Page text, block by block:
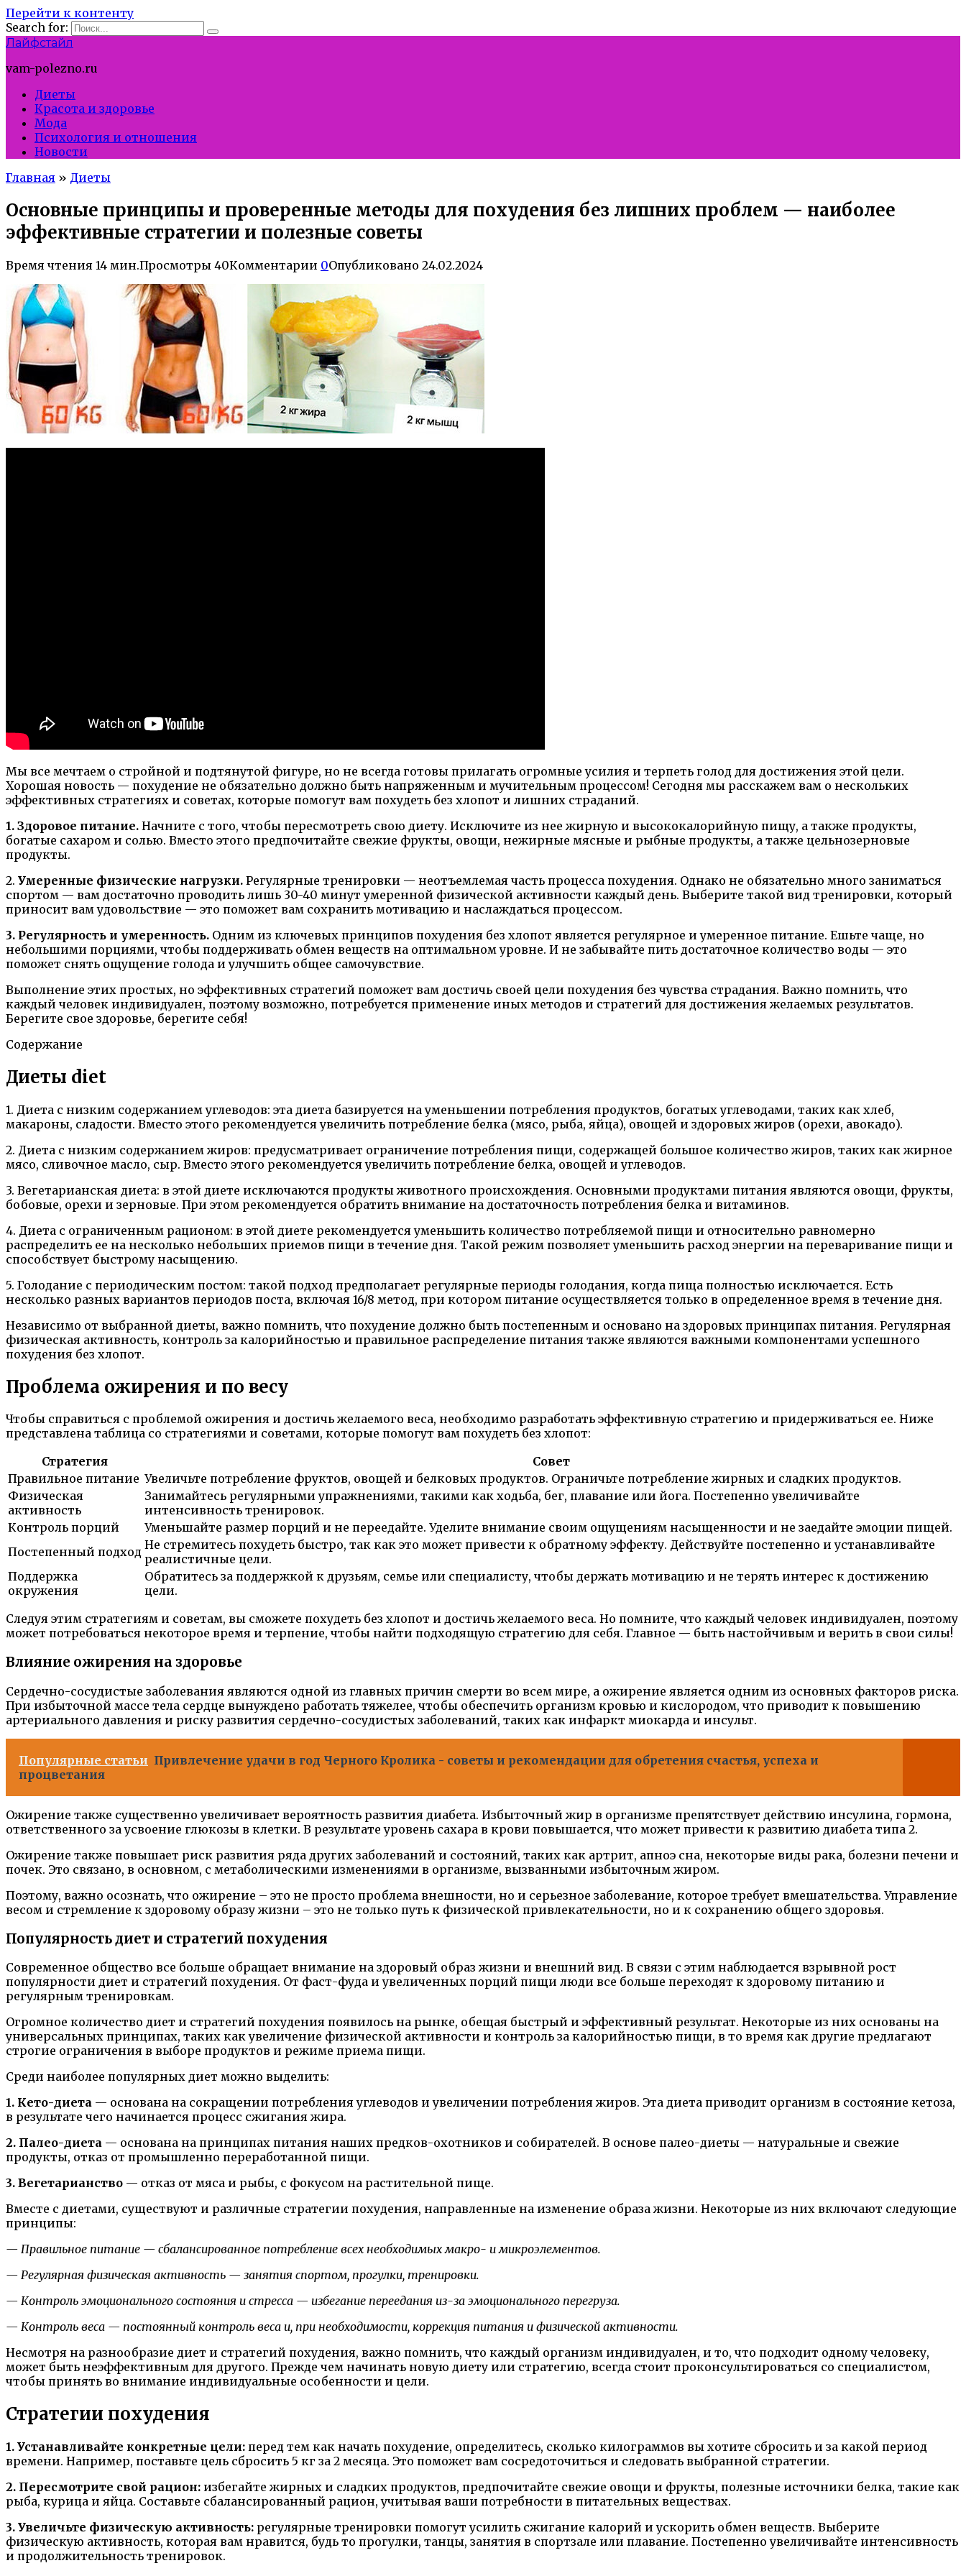
Перейти к контенту
Search for:
Лайфстайл
vam-polezno.ru
Диеты
Красота и здоровье
Мода
Психология и отношения
Новости
Главная » Диеты
Основные принципы и проверенные методы для похудения без лишних проблем — наиболее
эффективные стратегии и полезные советы
Время чтения 14 мин.Просмотры 40Комментарии 0Опубликовано 24.02.2024
Мы все мечтаем о стройной и подтянутой фигуре, но не всегда готовы прилагать огромные усилия и терпеть голод для достижения этой цели.
Хорошая новость — похудение не обязательно должно быть напряженным и мучительным процессом! Сегодня мы расскажем вам о нескольких
эффективных стратегиях и советах, которые помогут вам похудеть без хлопот и лишних страданий.
1. Здоровое питание. Начните с того, чтобы пересмотреть свою диету. Исключите из нее жирную и высококалорийную пищу, а также продукты,
богатые сахаром и солью. Вместо этого предпочитайте свежие фрукты, овощи, нежирные мясные и рыбные продукты, а также цельнозерновые
продукты.
2. Умеренные физические нагрузки. Регулярные тренировки — неотъемлемая часть процесса похудения. Однако не обязательно много заниматься
спортом — вам достаточно проводить лишь 30-40 минут умеренной физической активности каждый день. Выберите такой вид тренировки, который
приносит вам удовольствие — это поможет вам сохранить мотивацию и наслаждаться процессом.
3. Регулярность и умеренность. Одним из ключевых принципов похудения без хлопот является регулярное и умеренное питание. Ешьте чаще, но
небольшими порциями, чтобы поддерживать обмен веществ на оптимальном уровне. И не забывайте пить достаточное количество воды — это
поможет снять ощущение голода и улучшить общее самочувствие.
Выполнение этих простых, но эффективных стратегий поможет вам достичь своей цели похудения без чувства страдания. Важно помнить, что
каждый человек индивидуален, поэтому возможно, потребуется применение иных методов и стратегий для достижения желаемых результатов.
Берегите свое здоровье, берегите себя!
Содержание
Диеты diet
1. Диета с низким содержанием углеводов: эта диета базируется на уменьшении потребления продуктов, богатых углеводами, таких как хлеб,
макароны, сладости. Вместо этого рекомендуется увеличить потребление белка (мясо, рыба, яйца), овощей и здоровых жиров (орехи, авокадо).
2. Диета с низким содержанием жиров: предусматривает ограничение потребления пищи, содержащей большое количество жиров, таких как жирное
мясо, сливочное масло, сыр. Вместо этого рекомендуется увеличить потребление белка, овощей и углеводов.
3. Вегетарианская диета: в этой диете исключаются продукты животного происхождения. Основными продуктами питания являются овощи, фрукты,
бобовые, орехи и зерновые. При этом рекомендуется обратить внимание на достаточность потребления белка и витаминов.
4. Диета с ограниченным рационом: в этой диете рекомендуется уменьшить количество потребляемой пищи и относительно равномерно
распределить ее на несколько небольших приемов пищи в течение дня. Такой режим позволяет уменьшить расход энергии на переваривание пищи и
способствует быстрому насыщению.
5. Голодание с периодическим постом: такой подход предполагает регулярные периоды голодания, когда пища полностью исключается. Есть
несколько разных вариантов периодов поста, включая 16/8 метод, при котором питание осуществляется только в определенное время в течение дня.
Независимо от выбранной диеты, важно помнить, что похудение должно быть постепенным и основано на здоровых принципах питания. Регулярная
физическая активность, контроль за калорийностью и правильное распределение питания также являются важными компонентами успешного
похудения без хлопот.
Проблема ожирения и по весу
Чтобы справиться с проблемой ожирения и достичь желаемого веса, необходимо разработать эффективную стратегию и придерживаться ее. Ниже
представлена таблица со стратегиями и советами, которые помогут вам похудеть без хлопот:
Стратегия
Совет
Правильное питание Увеличьте потребление фруктов, овощей и белковых продуктов. Ограничьте потребление жирных и сладких продуктов.
Физическая
активность
Занимайтесь регулярными упражнениями, такими как ходьба, бег, плавание или йога. Постепенно увеличивайте
интенсивность тренировок.
Контроль порций
Уменьшайте размер порций и не переедайте. Уделите внимание своим ощущениям насыщенности и не заедайте эмоции пищей.
Постепенный подход Не стремитесь похудеть быстро, так как это может привести к обратному эффекту. Действуйте постепенно и устанавливайте
реалистичные цели.
Поддержка
окружения
Обратитесь за поддержкой к друзьям, семье или специалисту, чтобы держать мотивацию и не терять интерес к достижению
цели.
Следуя этим стратегиям и советам, вы сможете похудеть без хлопот и достичь желаемого веса. Но помните, что каждый человек индивидуален, поэтому
может потребоваться некоторое время и терпение, чтобы найти подходящую стратегию для себя. Главное — быть настойчивым и верить в свои силы!
Влияние ожирения на здоровье
Сердечно-сосудистые заболевания являются одной из главных причин смерти во всем мире, а ожирение является одним из основных факторов риска.
При избыточной массе тела сердце вынуждено работать тяжелее, чтобы обеспечить организм кровью и кислородом, что приводит к повышению
артериального давления и риску развития сердечно-сосудистых заболеваний, таких как инфаркт миокарда и инсульт.
Популярные статьи Привлечение удачи в год Черного Кролика - советы и рекомендации для обретения счастья, успеха и
процветания
Ожирение также существенно увеличивает вероятность развития диабета. Избыточный жир в организме препятствует действию инсулина, гормона,
ответственного за усвоение глюкозы в клетки. В результате уровень сахара в крови повышается, что может привести к развитию диабета типа 2.
Ожирение также повышает риск развития ряда других заболеваний и состояний, таких как артрит, апноэ сна, некоторые виды рака, болезни печени и
почек. Это связано, в основном, с метаболическими изменениями в организме, вызванными избыточным жиром.
Поэтому, важно осознать, что ожирение – это не просто проблема внешности, но и серьезное заболевание, которое требует вмешательства. Управление
весом и стремление к здоровому образу жизни – это не только путь к физической привлекательности, но и к сохранению общего здоровья.
Популярность диет и стратегий похудения
Современное общество все больше обращает внимание на здоровый образ жизни и внешний вид. В связи с этим наблюдается взрывной рост
популярности диет и стратегий похудения. От фаст-фуда и увеличенных порций пищи люди все больше переходят к здоровому питанию и
регулярным тренировкам.
Огромное количество диет и стратегий похудения появилось на рынке, обещая быстрый и эффективный результат. Некоторые из них основаны на
универсальных принципах, таких как увеличение физической активности и контроль за калорийностью пищи, в то время как другие предлагают
строгие ограничения в выборе продуктов и режиме приема пищи.
Среди наиболее популярных диет можно выделить:
1. Кето-диета — основана на сокращении потребления углеводов и увеличении потребления жиров. Эта диета приводит организм в состояние кетоза,
в результате чего начинается процесс сжигания жира.
2. Палео-диета — основана на принципах питания наших предков-охотников и собирателей. В основе палео-диеты — натуральные и свежие
продукты, отказ от промышленно переработанной пищи.
3. Вегетарианство — отказ от мяса и рыбы, с фокусом на растительной пище.
Вместе с диетами, существуют и различные стратегии похудения, направленные на изменение образа жизни. Некоторые из них включают следующие
принципы:
— Правильное питание — сбалансированное потребление всех необходимых макро- и микроэлементов.
— Регулярная физическая активность — занятия спортом, прогулки, тренировки.
— Контроль эмоционального состояния и стресса — избегание переедания из-за эмоционального перегруза.
— Контроль веса — постоянный контроль веса и, при необходимости, коррекция питания и физической активности.
Несмотря на разнообразие диет и стратегий похудения, важно помнить, что каждый организм индивидуален, и то, что подходит одному человеку,
может быть неэффективным для другого. Прежде чем начинать новую диету или стратегию, всегда стоит проконсультироваться со специалистом,
чтобы принять во внимание индивидуальные особенности и цели.
Стратегии похудения
1. Устанавливайте конкретные цели: перед тем как начать похудение, определитесь, сколько килограммов вы хотите сбросить и за какой период
времени. Например, поставьте цель сбросить 5 кг за 2 месяца. Это поможет вам сосредоточиться и следовать выбранной стратегии.
2. Пересмотрите свой рацион: избегайте жирных и сладких продуктов, предпочитайте свежие овощи и фрукты, полезные источники белка, такие как
рыба, курица и яйца. Составьте сбалансированный рацион, учитывая ваши потребности в питательных веществах.
3. Увеличьте физическую активность: регулярные тренировки помогут усилить сжигание калорий и ускорить обмен веществ. Выберите
физическую активность, которая вам нравится, будь то прогулки, танцы, занятия в спортзале или плавание. Постепенно увеличивайте интенсивность
и продолжительность тренировок.